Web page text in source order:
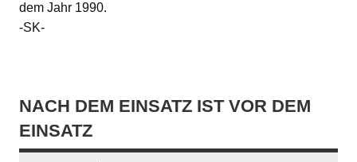
dem Jahr 1990.
-SK-
NACH DEM EINSATZ IST VOR DEM
EINSATZ